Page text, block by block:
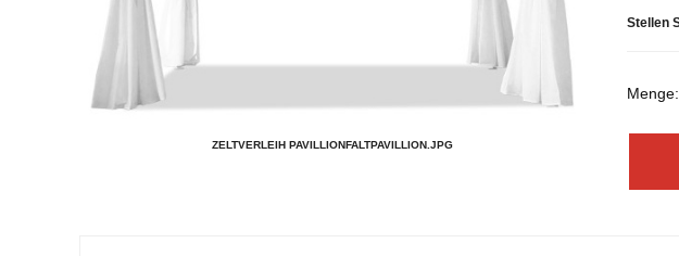
ZELTVERLEIH PAVILLIONFALTPAVILLION.JPG
Stellen